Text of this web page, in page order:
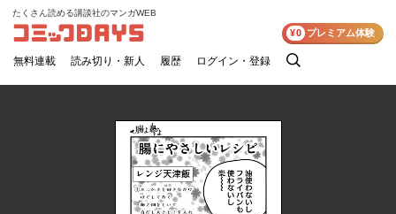
コミックDAYS
たくさん読める講談社のマンガWEB
無料連載 読み切り・新人 履歴 ログイン・登録
検
¥0 プレミアム体験